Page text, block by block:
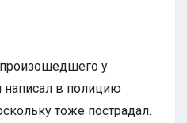
у
написал в полицию
тоже пострадал.